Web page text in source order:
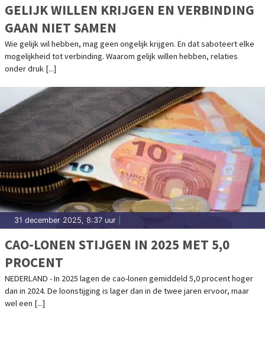
GELIJK WILLEN KRIJGEN EN VERBINDING
GAAN NIET SAMEN
Wie gelijk wil hebben, mag geen ongelijk krijgen. En dat saboteert elke
mogelijkheid tot verbinding. Waarom gelijk willen hebben, relaties
onder druk [...]
31 december 2025, 8:37 uur
CAO-LONEN STIJGEN IN 2025 MET 5,0
PROCENT
NEDERLAND - In 2025 lagen de cao-lonen gemiddeld 5,0 procent hoger
dan in 2024. De loonstijging is lager dan in de twee jaren ervoor, maar
wel een [...]